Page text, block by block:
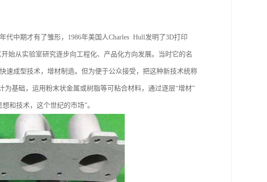
代中期才有了雏形，1986年美国人Charles Hull发明了3D打印
始从实验室研究逐步向工程化、产品化方向发展。当时它的名
速成型技术，增材制造。但为便于公众接受，把这种新技术统称
基础，运用粉末状金属或树脂等可粘合材料，通过逐层“增材”
和技术，这个世纪的市场”。